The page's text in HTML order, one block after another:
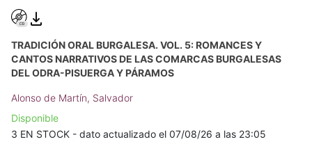
TRADICIÓN ORAL BURGALESA. VOL. 5: ROMANCES Y
CANTOS NARRATIVOS DE LAS COMARCAS BURGALESAS
DEL ODRA-PISUERGA Y PÁRAMOS
Alonso de Martín, Salvador
Disponible
3 EN STOCK - dato actualizado el 07/08/26 a las 23:05